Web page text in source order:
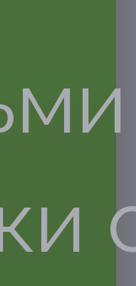
праздников
день.
—
удобная одежда
или
по телефону‬ +7
(для
несколько
За 3–4 часа
необходимо
звонок
акции). Если
с участником,
бронирование.
переносе записи